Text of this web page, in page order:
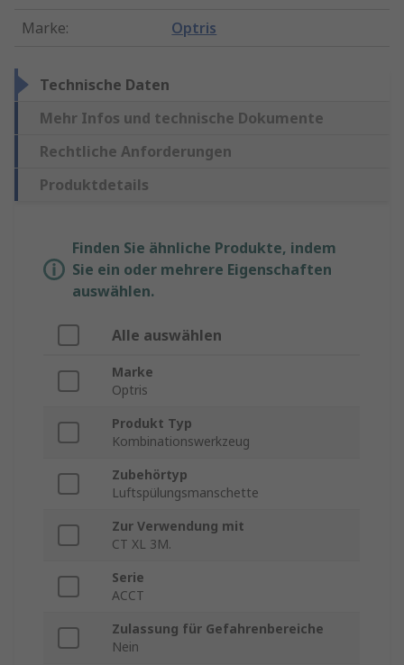
Marke: Optris
Technische Daten
Mehr Infos und technische Dokumente
Rechtliche Anforderungen
Produktdetails
Finden Sie ähnliche Produkte, indem
Sie ein oder mehrere Eigenschaften
auswählen.
Alle auswählen
Marke
Optris
Produkt Typ
Kombinationswerkzeug
Zubehörtyp
Luftspülungsmanschette
Zur Verwendung mit
CT XL 3M.
Serie
ACCT
Zulassung für Gefahrenbereiche
Nein